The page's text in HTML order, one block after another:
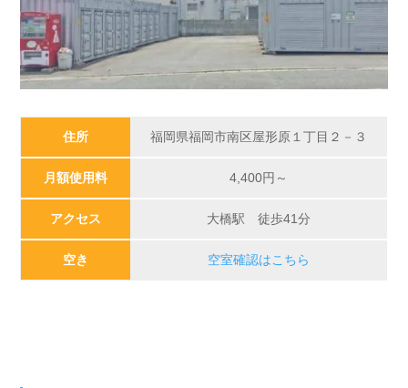
住所 福岡県福岡市南区屋形原１丁目２－３
月額使用料 4,400円～
アクセス 大橋駅 徒歩41分
空き 空室確認はこちら